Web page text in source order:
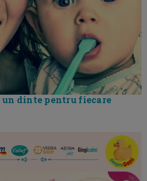
un dinte pentru fiecare